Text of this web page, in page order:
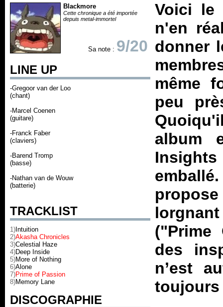
Blackmore
Cette chronique a été importée
depuis metal-immortel
Sa note : 9/20
LINE UP
-Gregoor van der Loo
(chant)
-Marcel Coenen
(guitare)
-Franck Faber
(claviers)
-Barend Tromp
(basse)
-Nathan van de Wouw
(batterie)
TRACKLIST
1) Intuition
2)Akasha Chronicles
3)Celestial Haze
4)Deep Inside
5)More of Nothing
6)Alone
7)Prime of Passion
8)Memory Lane
DISCOGRAPHIE
Voici le
n'en
donner
même
peu
album
Insights
("Prime
des
n’est